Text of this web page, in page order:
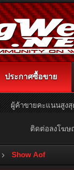
ติดต่อลงโฆษ
Show Aof
ประกาศซื้อขาย
ผู้ค้าขายคะแนนสูงสุ